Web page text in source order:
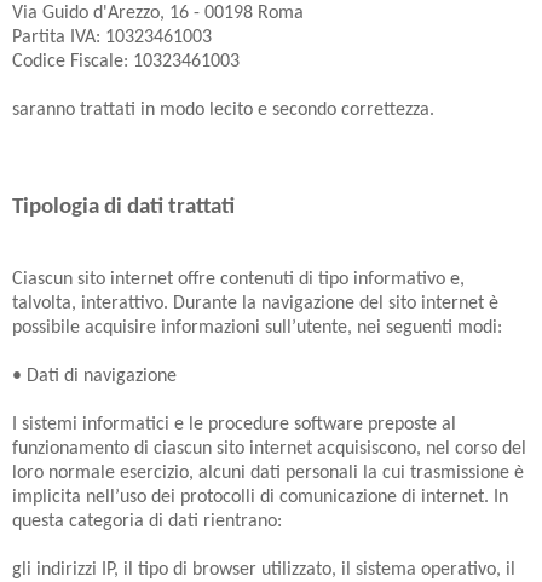
Via Guido d'Arezzo, 16 - 00198 Roma
Partita IVA: 10323461003
Codice Fiscale: 10323461003
saranno trattati in modo lecito e secondo correttezza.
Tipologia di dati trattati
Ciascun sito internet offre contenuti di tipo informativo e,
talvolta, interattivo. Durante la navigazione del sito internet è
possibile acquisire informazioni sull’utente, nei seguenti modi:
• Dati di navigazione
I sistemi informatici e le procedure software preposte al
funzionamento di ciascun sito internet acquisiscono, nel corso del
loro normale esercizio, alcuni dati personali la cui trasmissione è
implicita nell’uso dei protocolli di comunicazione di internet. In
questa categoria di dati rientrano:
gli indirizzi IP, il tipo di browser utilizzato, il sistema operativo, il